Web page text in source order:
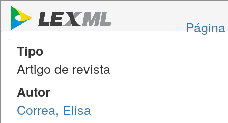
Tipo
Artigo de revista
Autor
Correa, Elisa